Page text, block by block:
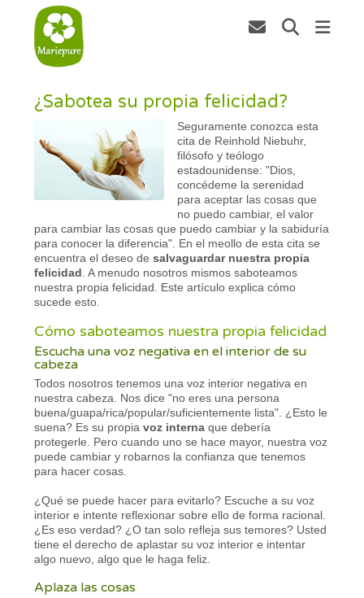
¿Sabotea su propia felicidad?
Seguramente conozca esta
cita de Reinhold Niebuhr,
filósofo y teólogo
estadounidense: "Dios,
concédeme la serenidad
para aceptar las cosas que
no puedo cambiar, el valor
para cambiar las cosas que puedo cambiar y la sabiduría
para conocer la diferencia". En el meollo de esta cita se
encuentra el deseo desalvaguardar nuestra propia
felicidad . A menudo nosotros mismos saboteamos
nuestra propia felicidad. Este artículo explica cómo
sucede esto.
Cómo saboteamos nuestra propia felicidad
Escucha una voz negativa en el interior de su
cabeza
Todos nosotros tenemos una voz interior negativa en
nuestra cabeza. Nos dice "no eres una persona
buena/guapa/rica/popular/suficientemente lista". ¿Esto le
suena? Es su propiavoz interna que debería
protegerle. Pero cuando uno se hace mayor, nuestra voz
puede cambiar y robarnos la confianza que tenemos
para hacer cosas.
¿Qué se puede hacer para evitarlo? Escuche a su voz
interior e intente reflexionar sobre ello de forma racional.
¿Es eso verdad? ¿O tan solo refleja sus temores? Usted
tiene el derecho de aplastar su voz interior e intentar
algo nuevo, algo que le haga feliz.
Aplaza las cosas